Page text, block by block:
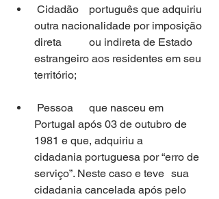
outra nacionalidade por imposição
direta 	ou indireta de Estado
estrangeiro aos residentes em seu
território;
Portugal após 03 de outubro de
1981 e que, adquiriu a
cidadania portuguesa por “erro de
serviço”. Neste caso e teve 	sua
cidadania cancelada após pelo